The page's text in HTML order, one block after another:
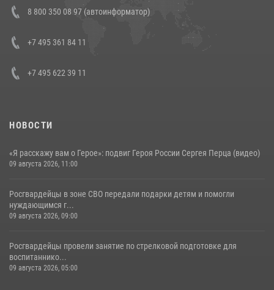
Состоялась рабочая встреча директора Росгвардии Героя России
генерала армии Виктора Золотова с заместителем полномочного
представителя Президента Российской Федерации в Северо-
Кавказском федеральном округе Виталием Кузнецовым
8 800 350 08 97 (автоинформатор)
+7 495 361 84 11
+7 495 622 39 11
НОВОСТИ
«Я расскажу вам о Герое»: подвиг Героя России Сергея Перца (видео)
09 августа 2026, 11:00
Росгвардейцы в зоне СВО передали подарки детям и помогли
нуждающимся г...
09 августа 2026, 09:00
Росгвардейцы провели занятие по стрелковой подготовке для
воспитаннико...
09 августа 2026, 05:00